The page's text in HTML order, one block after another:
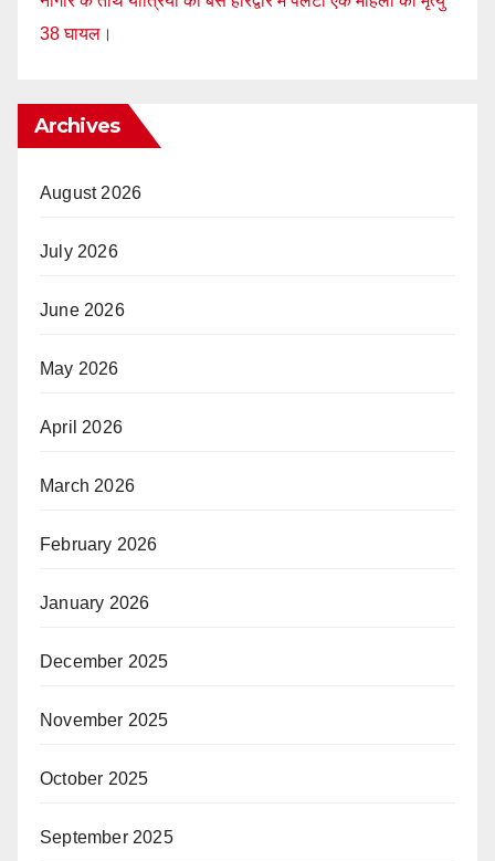
38 घायल।
Archives
August 2026
July 2026
June 2026
May 2026
April 2026
March 2026
February 2026
January 2026
December 2025
November 2025
October 2025
September 2025